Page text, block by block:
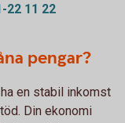
22 11 22
pengar?
en stabil inkomst
Din ekonomi